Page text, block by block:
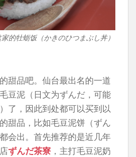
的牡蛎饭（かきのひつまぶし丼）
甜品吧。仙台最出名的一道
豆泥（日文为ずんだ，可能
了，因此到处都可以买到以
甜品，比如毛豆泥饼（ずん
会出。首先推荐的是近几年
ずんだ茶寮 ，主打毛豆泥奶